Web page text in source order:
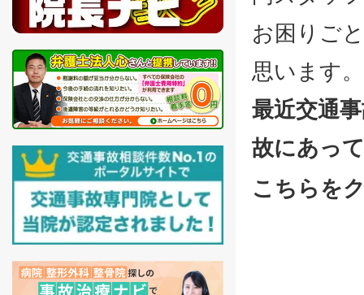
お困りご
思います。
最近交通
故にあっ
こちら